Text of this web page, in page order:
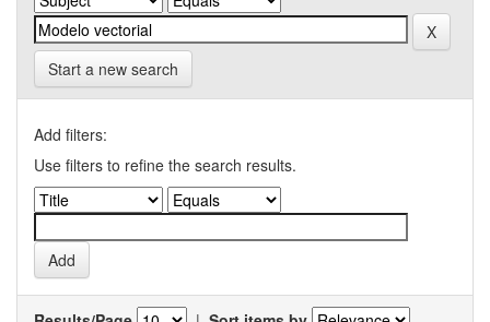
Start a new search
Add filters:
Use filters to refine the search results.